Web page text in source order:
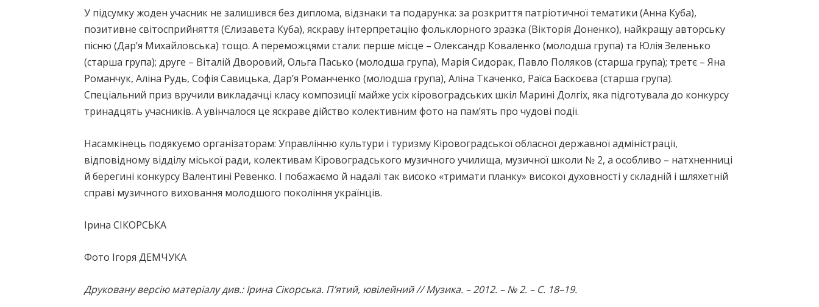
У підсумку жоден учасник не залишився без диплома, відзнаки та подарунка: за розкриття патріотичної тематики (Анна Куба),
позитивне світосприйняття (Єлизавета Куба), яскраву інтерпретацію фольклорного зразка (Вікторія Доненко), найкращу авторську
пісню (Дар’я Михайловська) тощо. А переможцями стали: перше місце – Олександр Коваленко (молодша група) та Юлія Зеленько
(старша група); друге – Віталій Дворовий, Ольга Пасько (молодша група), Марія Сидорак, Павло Поляков (старша група); третє – Яна
Романчук, Аліна Рудь, Софія Савицька, Дар’я Романченко (молодша група), Аліна Ткаченко, Раїса Баскоєва (старша група).
Спеціальний приз вручили викладачці класу композиції майже усіх кіровоградських шкіл Марині Долгіх, яка підготувала до конкурсу
тринадцять учасників. А увінчалося це яскраве дійство колективним фото на пам’ять про чудові події.
Насамкінець подякуємо організаторам: Управлінню культури і туризму Кіровоградської обласної державної адміністрації,
відповідному відділу міської ради, колективам Кіровоградського музичного училища, музичної школи № 2, а особливо – натхненниці
й берегині конкурсу Валентині Ревенко. І побажаємо й надалі так високо «тримати планку» високої духовності у складній і шляхетній
справі музичного виховання молодшого покоління українців.
Ірина СІКОРСЬКА
Фото Ігоря ДЕМЧУКА
Друковану версію матеріалу див.: Ірина Сікорська. П’ятий, ювілейний // Музика. – 2012. – № 2. – С. 18–19.